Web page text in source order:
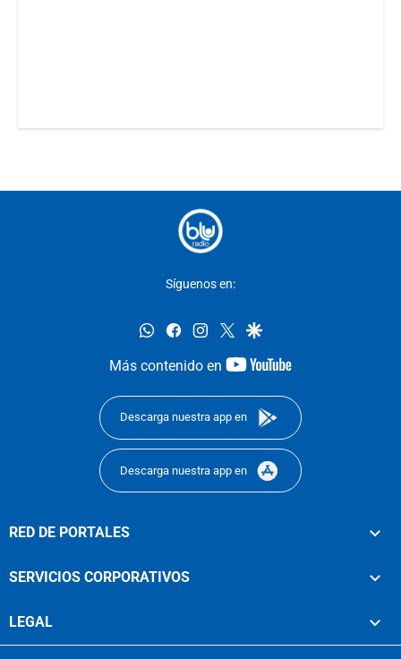
Síguenos en:
whatsappfacebookinstagram
twittergoogle
Más contenido en
youtube-
Descarga nuestra app en
Descarga nuestra app en
RED DE PORTALES
SERVICIOS CORPORATIVOS
LEGAL